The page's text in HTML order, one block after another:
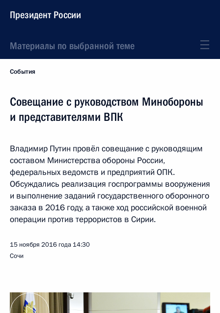
Президент России
Материалы по выбранной теме
События
Совещание с руководством Минобороны
и представителями ВПК
Владимир Путин провёл совещание с руководящим
составом Министерства обороны России,
федеральных ведомств и предприятий ОПК.
Обсуждались реализация госпрограммы вооружения
и выполнение заданий государственного оборонного
заказа в 2016 году, а также ход российской военной
операции против террористов в Сирии.
15 ноября 2016 года 14:30
Сочи